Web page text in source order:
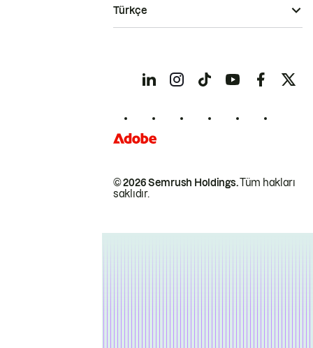
© 2026 Semrush Holdings.Tüm hakları
saklıdır.
Türkçe